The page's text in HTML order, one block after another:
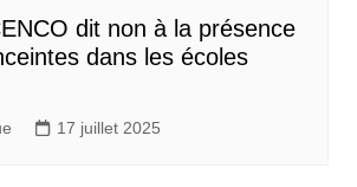
dit non à la présence
dans les écoles
17 juillet 2025